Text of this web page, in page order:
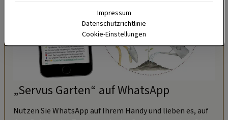
„Servus Garten“ auf WhatsApp
Nutzen Sie WhatsApp auf Ihrem Handy und lieben es, auf
Impressum
Datenschutzrichtlinie
Cookie-Einstellungen